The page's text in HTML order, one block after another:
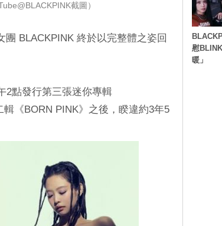
截圖）
團 BLACKPINK 終於以完整體之姿回
2點發行第三張迷你專輯
輯《BORN PINK》之後，睽違約3年5
慰
暖」